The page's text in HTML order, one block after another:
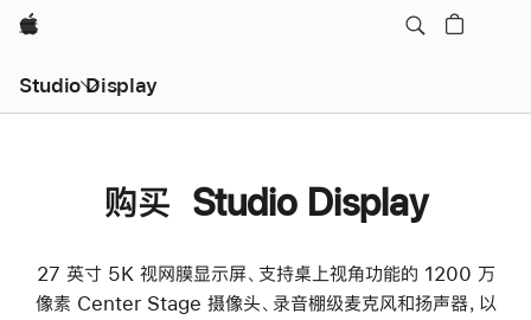
Apple
Studio Display
购买 Studio Display
27 英寸 5K 视网膜显示屏、支持桌上视角功能的 1200 万
像素 Center Stage 摄像头、录音棚级麦克风和扬声器，以